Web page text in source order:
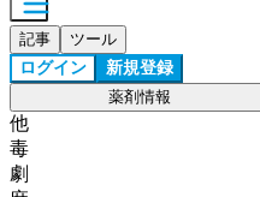
記事 ツール
ログイン 新規登録
薬剤情報
他
毒
劇